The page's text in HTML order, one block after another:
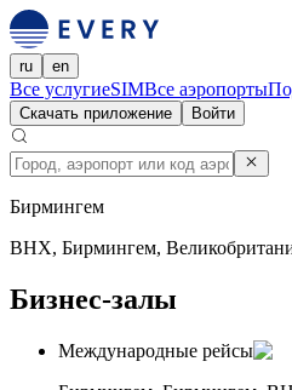
ru en
Все услугиeSIMВсе аэропорты
Скачать приложение Войти
Бирмингем
BHX, Бирмингем,
Бизнес-залы
Международные рейсы